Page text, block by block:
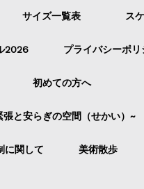
サイズ一覧表 ス
2026 プライバシーポリ
初めての方へ
と安らぎの空間（せかい）~
に関して 美術散歩